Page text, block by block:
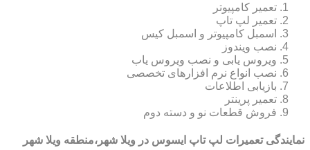
تعمیر کامپیوتر
تعمیر لپ تاپ
اسمبل کامپیوتر و اسمبل کیس
نصب ویندوز
ویروس یابی و نصب ویروس یاب
نصب انواع نرم افزارهای تخصصی
بازیابی اطلاعات
تعمیر پرینتر
فروش قطعات نو و دسته دوم
نمایندگی تعمیرات لپ تاپ ایسوس در ویلا شهر،منطقه ویلا شهر